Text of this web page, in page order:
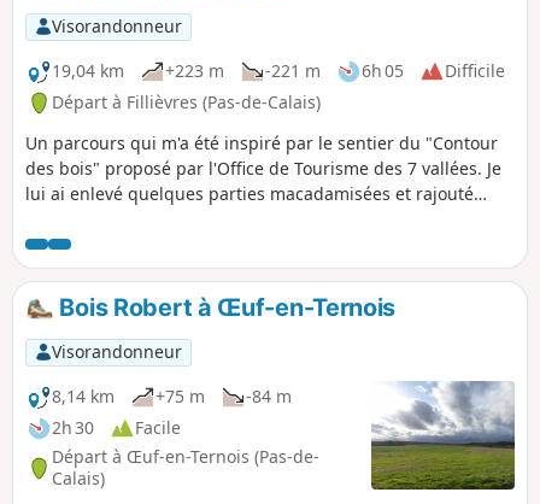
Visorandonneur
19,04 km
+223 m -221 m 6h 05
Difficile
Départ à Fillièvres (Pas-de-Calais)
Un parcours qui m'a été inspiré par le sentier du "Contour
des bois" proposé par l'Office de Tourisme des 7 vallées. Je
lui ai enlevé quelques parties macadamisées et rajouté
nature.
Bois Robert à Œuf-en-Ternois
Visorandonneur
8,14 km
+75 m
-84 m
2h 30
Facile
Départ à Œuf-en-Ternois (Pas-de-
Calais)